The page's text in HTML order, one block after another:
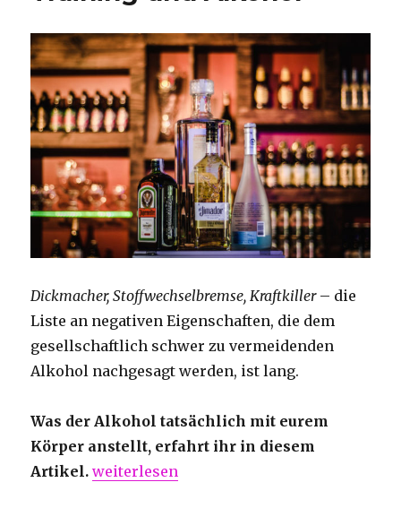
Dickmacher, Stoffwechselbremse, Kraftkiller– die
Liste an negativen Eigenschaften, die dem
gesellschaftlich schwer zu vermeidenden
Alkohol nachgesagt werden, ist lang.
Was der Alkohol tatsächlich mit eurem
Körper anstellt, erfahrt ihr in diesem
Artikel. „Training und Alkohol“
weiterlesen